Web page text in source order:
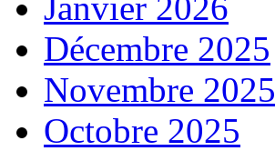
Décembre 2025
Novembre 2025
Octobre 2025